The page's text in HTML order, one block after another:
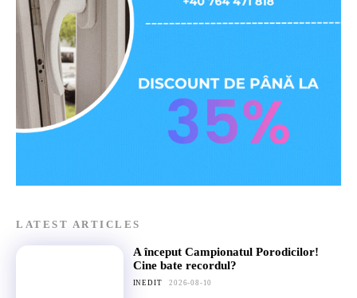
LATEST ARTICLES
A început Campionatul Porodicilor!
Cine bate recordul?
INEDIT 2026-08-10